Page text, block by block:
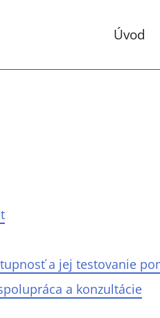
Úvod
a jej testovanie
a konzultácie